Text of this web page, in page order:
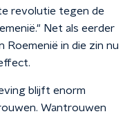
revolutie tegen de
Net als eerder
Roemenië in die zin nu
blijft enorm
Wantrouwen